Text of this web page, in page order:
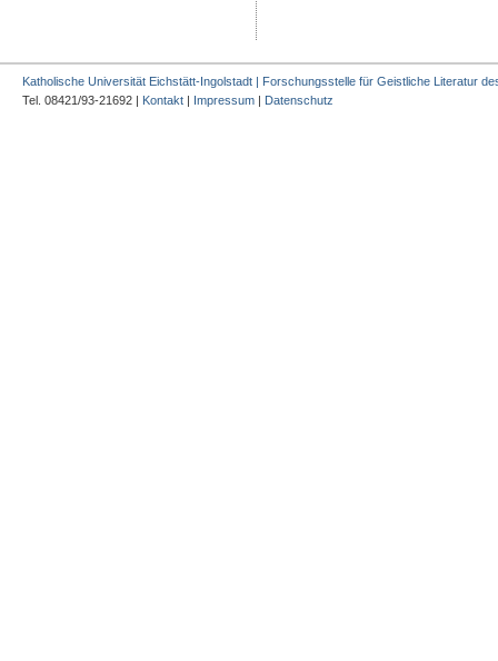
Katholische Universität Eichstätt-Ingolstadt | Forschungsstelle für Geistliche Literatur
Tel. 08421/93-21692 | Kontakt | Impressum | Datenschutz